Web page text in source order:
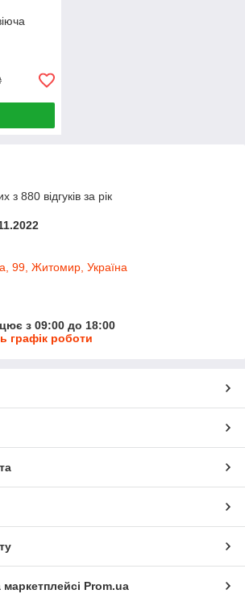
з 880 відгуків за рік
99, Житомир, Україна
з 09:00 до 18:00
графік роботи
Prom.ua